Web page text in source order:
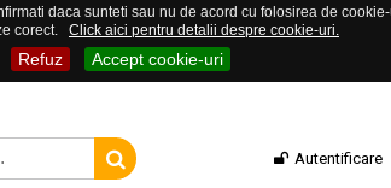
daca sunteti sau nu de acord cu folosirea de
corect.
Click aici pentru detalii despre cookie-uri.
Refuz Accept cookie-uri
Autentificare